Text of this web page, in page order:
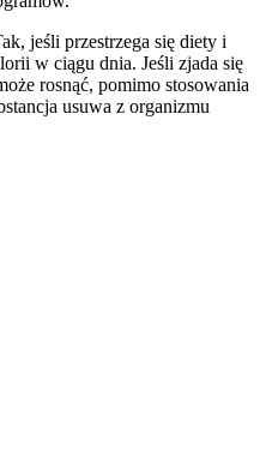
jeśli przestrzega się diety i
w ciągu dnia. Jeśli zjada się
rosnąć, pomimo stosowania
usuwa z organizmu